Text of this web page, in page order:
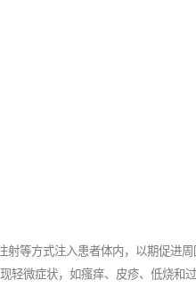
等方式注入患者体内，以期促进
微症状，如瘙痒、皮疹、低烧和